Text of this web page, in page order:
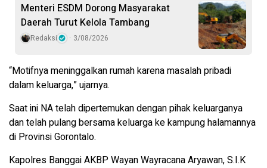
Menteri ESDM Dorong Masyarakat
Daerah Turut Kelola Tambang
Redaksi 3/08/2026
“Motifnya meninggalkan rumah karena masalah pribadi
dalam keluarga,” ujarnya.
Saat ini NA telah dipertemukan dengan pihak keluarganya
dan telah pulang bersama keluarga ke kampung halamannya
di Provinsi Gorontalo.
Kapolres Banggai AKBP Wayan Wayracana Aryawan, S.I.K